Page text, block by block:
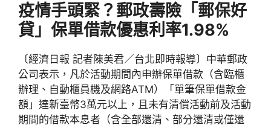
疫情手頭緊？郵政壽險「郵保好
貸」保單借款優惠利率1.98%
〔經濟日報 記者陳美君／台北即時報導〕中華郵政
公司表示，凡於活動期間內申辦保單借款（含臨櫃
辦理、自動櫃員機及網路ATM）「單筆保單借款金
額」達新臺幣3萬元以上，且未有清償活動前及活動
期間的借款本息者（含全部還清、部分還清或僅還